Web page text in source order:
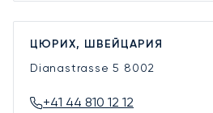
ЦЮРИХ, ШВЕЙЦАРИЯ
Dianastrasse 5 8002
+41 44 810 12 12